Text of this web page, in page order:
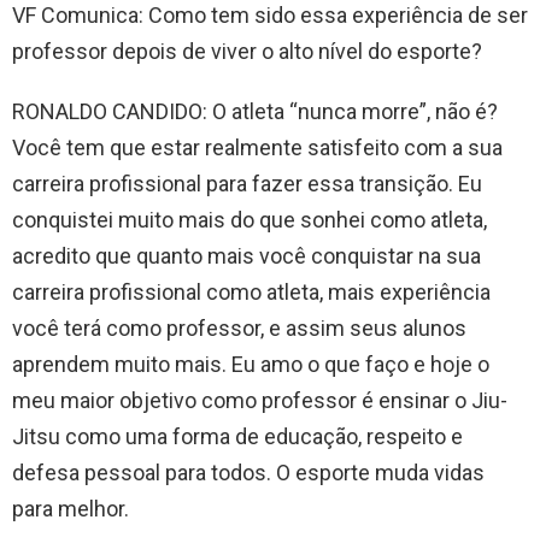
VF Comunica: Como tem sido essa experiência de ser
professor depois de viver o alto nível do esporte?
RONALDO CANDIDO: O atleta “nunca morre”, não é?
Você tem que estar realmente satisfeito com a sua
carreira profissional para fazer essa transição. Eu
conquistei muito mais do que sonhei como atleta,
acredito que quanto mais você conquistar na sua
carreira profissional como atleta, mais experiência
você terá como professor, e assim seus alunos
aprendem muito mais. Eu amo o que faço e hoje o
meu maior objetivo como professor é ensinar o Jiu-
Jitsu como uma forma de educação, respeito e
defesa pessoal para todos. O esporte muda vidas
para melhor.